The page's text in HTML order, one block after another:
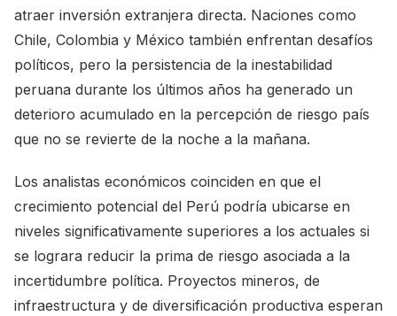
atraer inversión extranjera directa. Naciones como
Chile, Colombia y México también enfrentan desafíos
políticos, pero la persistencia de la inestabilidad
peruana durante los últimos años ha generado un
deterioro acumulado en la percepción de riesgo país
que no se revierte de la noche a la mañana.
Los analistas económicos coinciden en que el
crecimiento potencial del Perú podría ubicarse en
niveles significativamente superiores a los actuales si
se lograra reducir la prima de riesgo asociada a la
incertidumbre política. Proyectos mineros, de
infraestructura y de diversificación productiva esperan